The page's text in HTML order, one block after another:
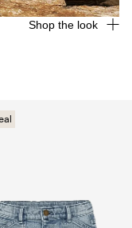
Shop the look